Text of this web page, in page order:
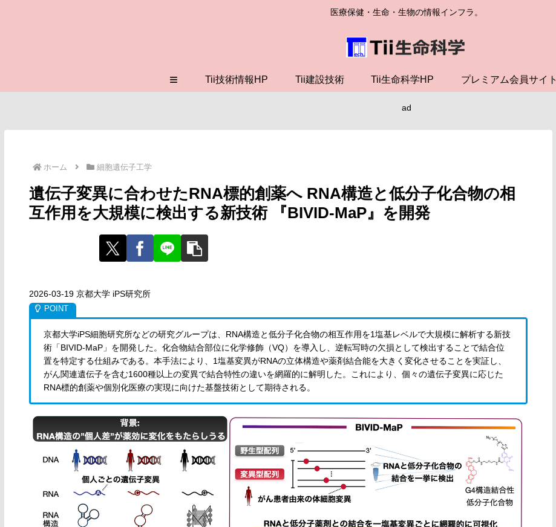
医療保健・生命・生物の情報インフラ。
≡ Tii技術情報HP Tii建設技術 Tii生命科学HP プレミアム会員サイト
ad
ホーム 細胞遺伝子工学
遺伝子変異に合わせたRNA標的創薬へ RNA構造と低分子化合物の相
互作用を大規模に検出する新技術 『BIVID-MaP』を開発
2026-03-19 京都大学 iPS研究所
京都大学iPS細胞研究所などの研究グループは、RNA構造と低分子化合物の相互作用を1塩基レベルで大規模に解析する新技
術「BIVID-MaP」を開発した。化合物結合部位に化学修飾（VQ）を導入し、逆転写時の欠損として検出することで結合位
置を特定する仕組みである。本手法により、1塩基変異がRNAの立体構造や薬剤結合能を大きく変化させることを実証し、
がん関連遺伝子を含む1600種以上の変異で結合特性の違いを網羅的に解明した。これにより、個々の遺伝子変異に応じた
RNA標的創薬や個別化医療の実現に向けた基盤技術として期待される。